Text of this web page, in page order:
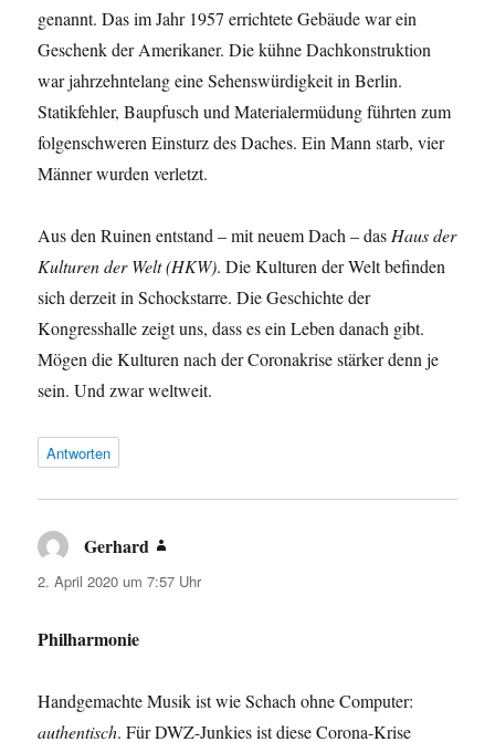
genannt. Das im Jahr 1957 errichtete Gebäude war ein
Geschenk der Amerikaner. Die kühne Dachkonstruktion
war jahrzehntelang eine Sehenswürdigkeit in Berlin.
Statikfehler, Baupfusch und Materialermüdung führten zum
folgenschweren Einsturz des Daches. Ein Mann starb, vier
Männer wurden verletzt.
Aus den Ruinen entstand – mit neuem Dach – das Haus der
Kulturen der Welt (HKW). Die Kulturen der Welt befinden
sich derzeit in Schockstarre. Die Geschichte der
Kongresshalle zeigt uns, dass es ein Leben danach gibt.
Mögen die Kulturen nach der Coronakrise stärker denn je
sein. Und zwar weltweit.
Antworten
Gerhard
2. April 2020 um 7:57 Uhr
Philharmonie
Handgemachte Musik ist wie Schach ohne Computer:
authentisch. Für DWZ-Junkies ist diese Corona-Krise